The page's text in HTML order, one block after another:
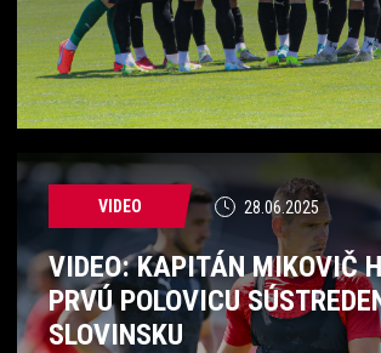
VIDEO 28.06.2025
VIDEO: KAPITÁN MIKOVIČ
PRVÚ POLOVICU
SLOVINSKU